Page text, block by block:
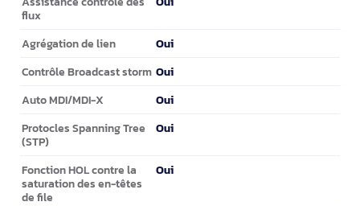
flux
Agrégation de lien Oui
Contrôle Broadcast storm Oui
Auto MDI/MDI-X Oui
Protocles Spanning Tree
(STP)
Oui
Fonction HOL contre la
saturation des en-têtes
de file
Oui